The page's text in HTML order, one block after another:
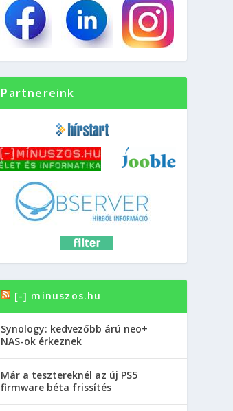
Partnereink
[-] minuszos.hu
Synology: kedvezőbb árú neo+
NAS-ok érkeznek
Már a tesztereknél az új PS5
firmware béta frissítés